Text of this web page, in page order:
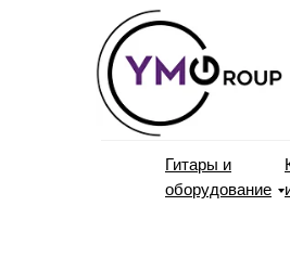
Гитары и
оборудование